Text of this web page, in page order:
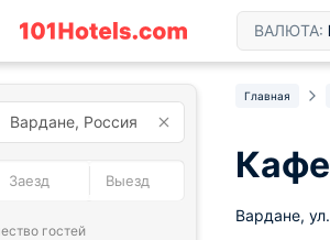
ВАЛЮТА:
Главная
Вардане,
гостей